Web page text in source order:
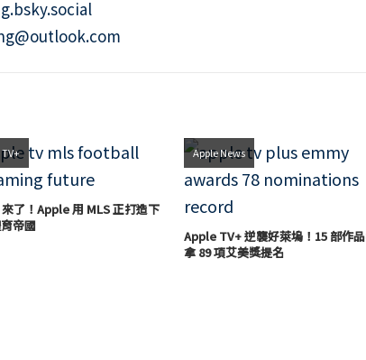
了！Apple 用 MLS 正打造下
帝國
Apple News
Apple TV+ 逆襲好萊塢！15 部作
拿 89 項艾美獎提名